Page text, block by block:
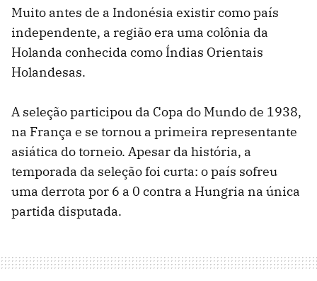
Muito antes de a Indonésia existir como país
independente, a região era uma colônia da
Holanda conhecida como Índias Orientais
Holandesas.
A seleção participou da Copa do Mundo de 1938,
na França e se tornou a primeira representante
asiática do torneio. Apesar da história, a
temporada da seleção foi curta: o país sofreu
uma derrota por 6 a 0 contra a Hungria na única
partida disputada.